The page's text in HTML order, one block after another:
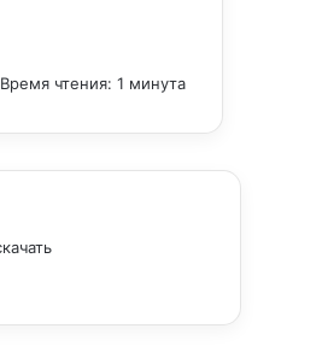
Время чтения: 1 минута